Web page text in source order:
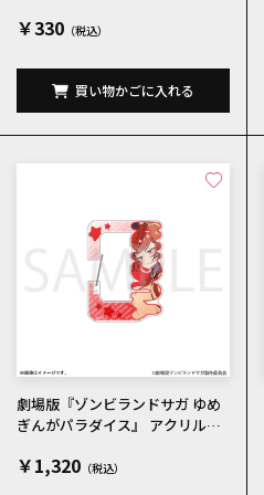
￥330
買い物かごに入れる
劇場版『ゾンビランドサガ ゆめ
ぎんがパラダイス』 アクリルカ
ュアル
￥1,320